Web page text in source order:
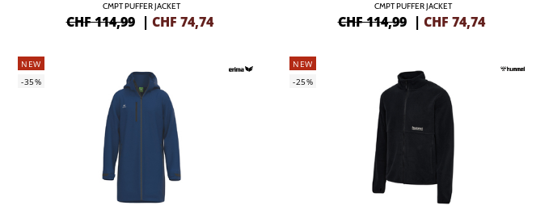
CMPT PUFFER JACKET
CHF 114,99 | CHF 74,74
CMPT PUFFER JACKET
CHF 114,99 | CHF 74,74
NEW
-35%
NEW
-25%